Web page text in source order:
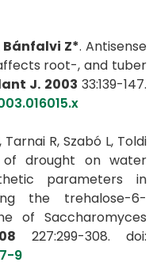
Bánfalvi Z*. Antisense
root-, and tuber
J. 2003 33:139-147.
R, Szabó L, Toldi
drought on water
parameters in
the trehalose-6-
of Saccharomyces
227:299-308. doi:
9